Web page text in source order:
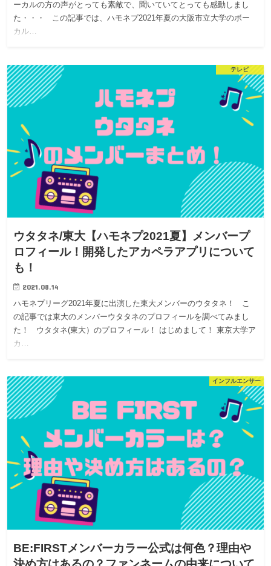
ーカルの方の声がとっても素敵で、聞いていてとっても感動しまし
た・・・ この記事では、ハモネプ2021年夏の大阪市立大学のボー
カル…
テレビ
ウタタネ/東大【ハモネプ2021夏】メンバープ
ロフィール！開発したアカペラアプリについて
も！
2021.08.14
ハモネプリーグ2021年夏に出演した東大メンバーのウタタネ！ こ
の記事では東大のメンバーウタタネのプロフィールを調べてみまし
た！ ウタタネ(東大）のプロフィール！ はじめまして！ 東京大学ア
カ…
インフルエンサー
BE:FIRSTメンバーカラー公式は何色？理由や